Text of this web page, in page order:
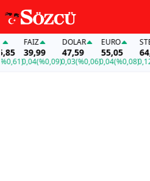
FAİZ
39,99
0,04(%0,09)
DOLAR
47,59
0,03(%0,06)
EURO
55,05
0,04(%0,08)
64,21
0,12